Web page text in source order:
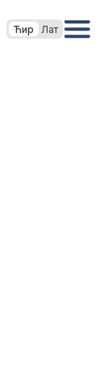
Ћир Лат